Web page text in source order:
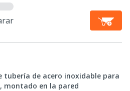
tubería de acero inoxidable para
montado en la pared